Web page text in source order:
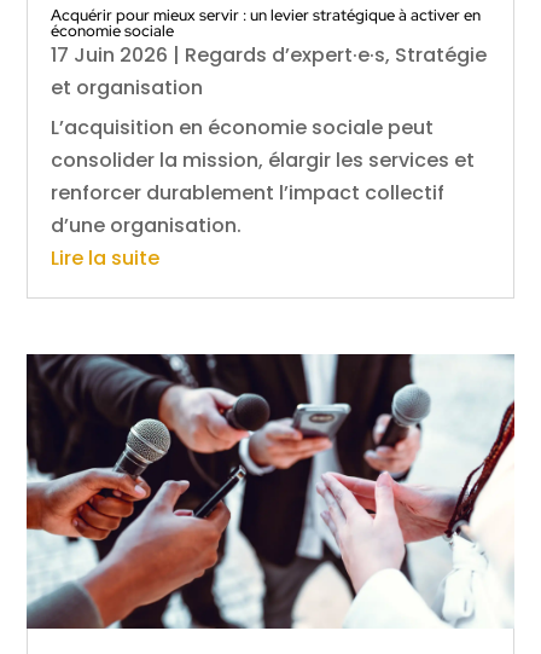
Acquérir pour mieux servir : un levier stratégique à activer en
économie sociale
17 Juin 2026 | Regards d’expert·e·s, Stratégie
et organisation
L’acquisition en économie sociale peut
consolider la mission, élargir les services et
renforcer durablement l’impact collectif
d’une organisation.
Lire la suite